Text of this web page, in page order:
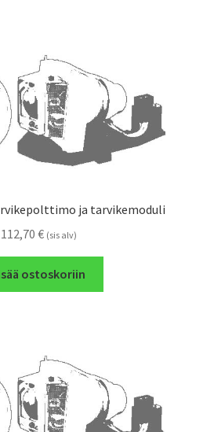
ja tarvikemoduli
112,70 € (sis alv)
ostoskoriin